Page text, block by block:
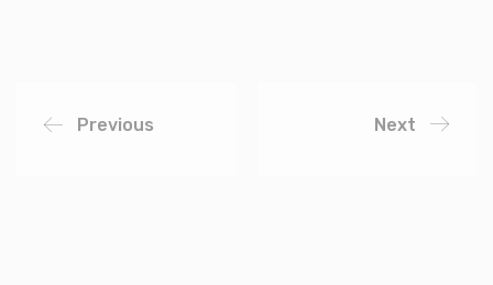
Previous Next